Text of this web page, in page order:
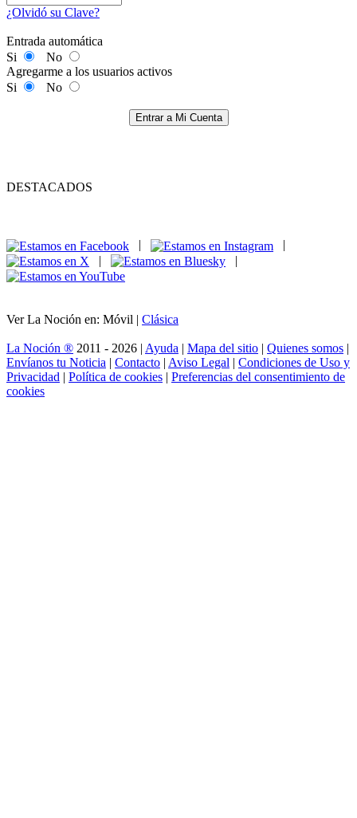
¿Olvidó su Clave?
Entrada automática
Si
No
Agregarme a los usuarios activos
Si
No
Entrar a Mi Cuenta
DESTACADOS
|
|
Ver La Noción en: Móvil | Clásica
La Noción ® 2011 - 2026 | Ayuda | Mapa del sitio | Quienes somos |
Envíanos tu Noticia | Contacto | Aviso Legal | Condiciones de Uso y
Privacidad | Política de cookies | Preferencias del consentimiento de
cookies